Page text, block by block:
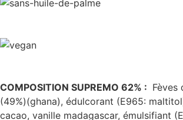
COMPOSITION SUPREMO 62% : Fèves
(49%)(ghana), édulcorant (E965:
cacao, vanille madagascar, émulsifiant